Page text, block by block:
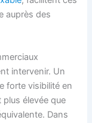
auprès des
intervenir. Un
forte visibilité en
élevée que
Dans